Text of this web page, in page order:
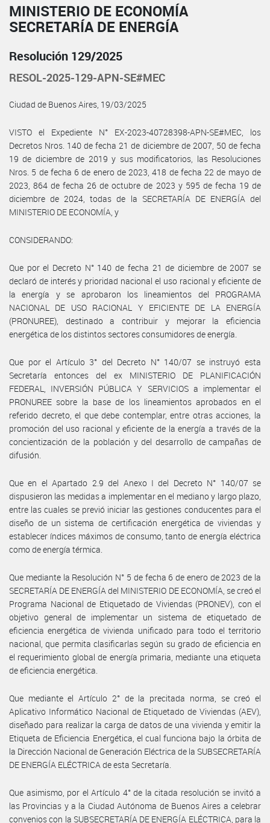
MINISTERIO DE ECONOMÍA
SECRETARÍA DE ENERGÍA
Resolución 129/2025
RESOL-2025-129-APN-SE#MEC
Ciudad de Buenos Aires, 19/03/2025
VISTO el Expediente N° EX-2023-40728398-APN-SE#MEC, los
Decretos Nros. 140 de fecha 21 de diciembre de 2007, 50 de fecha
19 de diciembre de 2019 y sus modificatorios, las Resoluciones
Nros. 5 de fecha 6 de enero de 2023, 418 de fecha 22 de mayo de
2023, 864 de fecha 26 de octubre de 2023 y 595 de fecha 19 de
diciembre de 2024, todas de la SECRETARÍA DE ENERGÍA del
MINISTERIO DE ECONOMÍA, y
CONSIDERANDO:
Que por el Decreto N° 140 de fecha 21 de diciembre de 2007 se
declaró de interés y prioridad nacional el uso racional y eficiente de
la energía y se aprobaron los lineamientos del PROGRAMA
NACIONAL DE USO RACIONAL Y EFICIENTE DE LA ENERGÍA
(PRONUREE), destinado a contribuir y mejorar la eficiencia
energética de los distintos sectores consumidores de energía.
Que por el Artículo 3° del Decreto N° 140/07 se instruyó esta
Secretaría entonces del ex MINISTERIO DE PLANIFICACIÓN
FEDERAL, INVERSIÓN PÚBLICA Y SERVICIOS a implementar el
PRONUREE sobre la base de los lineamientos aprobados en el
referido decreto, el que debe contemplar, entre otras acciones, la
promoción del uso racional y eficiente de la energía a través de la
concientización de la población y del desarrollo de campañas de
difusión.
Que en el Apartado 2.9 del Anexo I del Decreto N° 140/07 se
dispusieron las medidas a implementar en el mediano y largo plazo,
entre las cuales se previó iniciar las gestiones conducentes para el
diseño de un sistema de certificación energética de viviendas y
establecer índices máximos de consumo, tanto de energía eléctrica
como de energía térmica.
Que mediante la Resolución N° 5 de fecha 6 de enero de 2023 de la
SECRETARÍA DE ENERGÍA del MINISTERIO DE ECONOMÍA, se creó el
Programa Nacional de Etiquetado de Viviendas (PRONEV), con el
objetivo general de implementar un sistema de etiquetado de
eficiencia energética de vivienda unificado para todo el territorio
nacional, que permita clasificarlas según su grado de eficiencia en
el requerimiento global de energía primaria, mediante una etiqueta
de eficiencia energética.
Que mediante el Artículo 2° de la precitada norma, se creó el
Aplicativo Informático Nacional de Etiquetado de Viviendas (AEV),
diseñado para realizar la carga de datos de una vivienda y emitir la
Etiqueta de Eficiencia Energética, el cual funciona bajo la órbita de
la Dirección Nacional de Generación Eléctrica de la SUBSECRETARÍA
DE ENERGÍA ELÉCTRICA de esta Secretaría.
Que asimismo, por el Artículo 4° de la citada resolución se invitó a
las Provincias y a la Ciudad Autónoma de Buenos Aires a celebrar
convenios con la SUBSECRETARÍA DE ENERGÍA ELÉCTRICA, para la